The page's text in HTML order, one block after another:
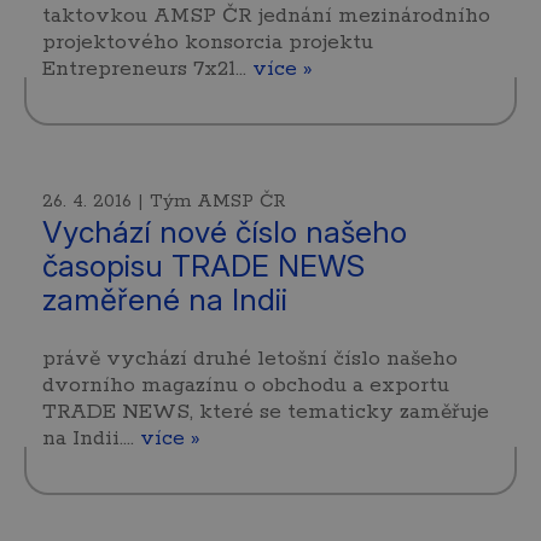
taktovkou AMSP ČR jednání mezinárodního
projektového konsorcia projektu
Entrepreneurs 7x21… více »
26. 4. 2016 | Tým AMSP ČR
Vychází nové číslo našeho
časopisu TRADE NEWS
zaměřené na Indii
právě vychází druhé letošní číslo našeho
dvorního magazínu o obchodu a exportu
TRADE NEWS, které se tematicky zaměřuje
na Indii.… více »